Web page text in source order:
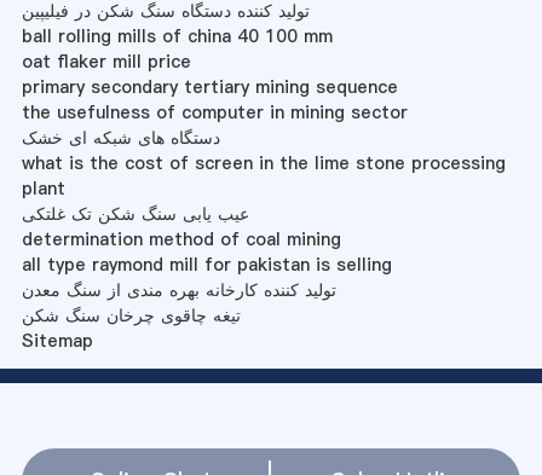
تولید کننده دستگاه سنگ شکن در فیلیپین
ball rolling mills of china 40 100 mm
oat flaker mill price
primary secondary tertiary mining sequence
the usefulness of computer in mining sector
دستگاه های شبکه ای خشک
what is the cost of screen in the lime stone processing
plant
عیب یابی سنگ شکن تک غلتکی
determination method of coal mining
all type raymond mill for pakistan is selling
تولید کننده کارخانه بهره مندی از سنگ معدن
تیغه چاقوی چرخان سنگ شکن
Sitemap